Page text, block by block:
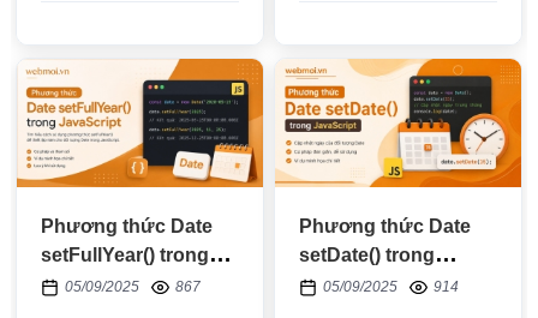
Phương thức Date
setFullYear() trong
JavaScript
05/09/2025 867
Phương thức Date
setDate() trong
JavaScript
05/09/2025 914